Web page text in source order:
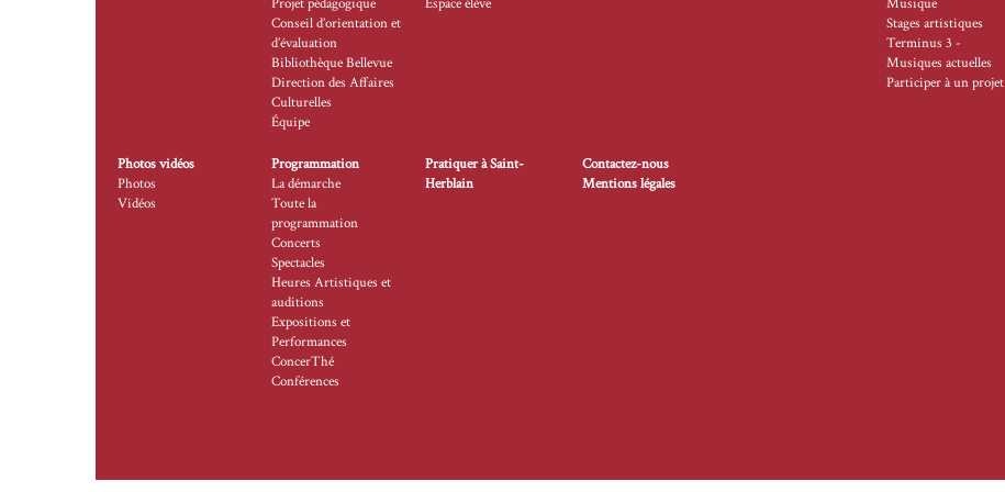
Conseil d’orientation et
d’évaluation
Bibliothèque Bellevue
Direction des Affaires
Culturelles
Équipe
Stages artistiques
Terminus 3 -
Musiques actuelles
Participer à un projet
Photos vidéos
Photos
Vidéos
Programmation
La démarche
Toute la
programmation
Concerts
Spectacles
Heures Artistiques et
auditions
Expositions et
Performances
ConcerThé
Conférences
Pratiquer à Saint-
Herblain
Contactez-nous
Mentions légales